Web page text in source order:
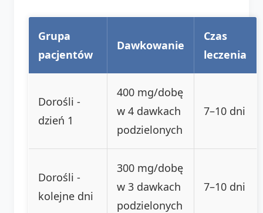
Grupa
pacjentów
Dawkowanie
Czas
leczenia
Dorośli -
dzień 1
400 mg/dobę
w 4 dawkach
podzielonych
7–10 dni
Dorośli -
kolejne dni
300 mg/dobę
w 3 dawkach
podzielonych
7–10 dni